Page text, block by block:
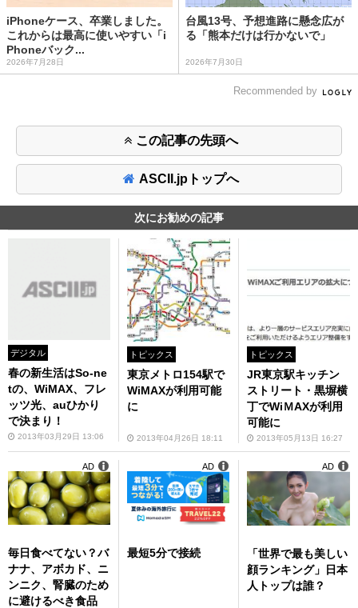
iPhoneケース、卒業しました。
これからは最高に使いやすい「i
Phoneバック...
2026年7月28日
台風13号、予想進路に懸念広が
る「熊本だけは行かないで」
2026年7月30日
Recommended by
この記事の先頭へ
ASCII.jpトップへ
次にお勧めの記事
デジタル
春の新生活はSo-ne
tの、WiMAX、フレ
ッツ光、auひかり
で決まり！
2013年03月29日 13:06
トピックス
東京メトロ154駅で
WiMAXが利用可能
に
2013年04月26日 18:11
トピックス
JR東京駅キッチン
ストリート・黒塀横
丁でWiＭAXが利用
可能に
2013年05月13日 16:27
毎日食べてない？バ
ナナ、アボカド、ニ
ンニク、腎臓のため
に避けるべき食品
AD
最短5分で接続
AD
「世界で最も美しい
顔ランキング」日本
人トップは誰？
AD